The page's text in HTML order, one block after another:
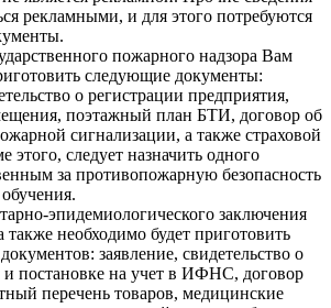
рекламными, и для этого потребуются
пожарного надзора Вам
следующие документы:
о регистрации предприятия,
поэтажный план БТИ, договор об
сигнализации, а также страховой
этого, следует назначить одного
за противопожарную безопасность
эпидемиологического заключения
также необходимо будет приготовить
заявление, свидетельство о
постановке на учет в ИФНС, договор
перечень товаров, медицинские